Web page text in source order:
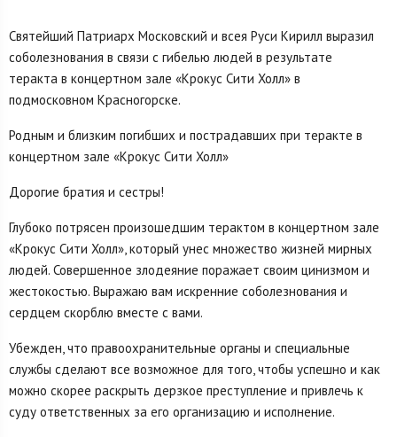
Святейший Патриарх Московский и всея Руси Кирилл выразил
соболезнования в связи с гибелью людей в результате
теракта в концертном зале «Крокус Сити Холл» в
подмосковном Красногорске.
Родным и близким погибших и пострадавших при теракте в
концертном зале «Крокус Сити Холл»
Дорогие братия и сестры!
Глубоко потрясен произошедшим терактом в концертном зале
«Крокус Сити Холл», который унес множество жизней мирных
людей. Совершенное злодеяние поражает своим цинизмом и
жестокостью. Выражаю вам искренние соболезнования и
сердцем скорблю вместе с вами.
Убежден, что правоохранительные органы и специальные
службы сделают все возможное для того, чтобы успешно и как
можно скорее раскрыть дерзкое преступление и привлечь к
суду ответственных за его организацию и исполнение.